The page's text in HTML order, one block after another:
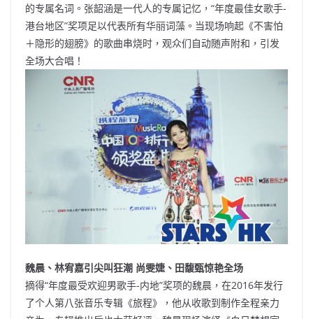
的专属名词。张韶涵是一代人的专属记忆，“年度最佳女歌手-
港台地区”奖项足以代表所有华丽词藻。当现场响起《不害怕
＋隐形的翅膀》的歌曲串烧时，观众们自动随声附和，引发
全场大合唱！
魏晨、林宥嘉引尖叫狂潮 尚雯婕、田馥甄惊艳全场
摘得“年度最受欢迎男歌手-内地”奖项的魏晨，在2016年发行
了个人第八张音乐专辑《旅程》，他从收歌到制作全程亲力